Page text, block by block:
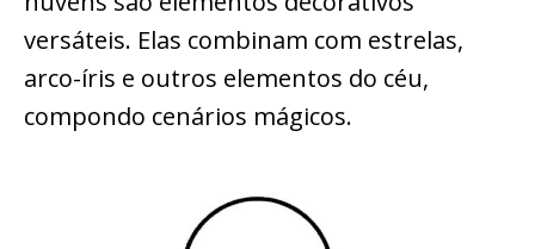
versáteis. Elas combinam com estrelas,
arco-íris e outros elementos do céu,
compondo cenários mágicos.